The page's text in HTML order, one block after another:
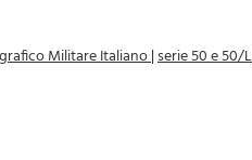
Militare Italiano|serie 50 e 50/L